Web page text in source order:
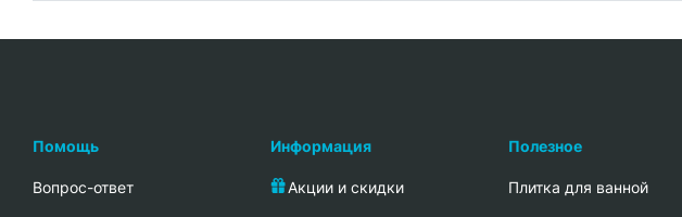
Помощь
Вопрос-ответ
Информация
Акции и скидки
Полезное
Плитка для ванной